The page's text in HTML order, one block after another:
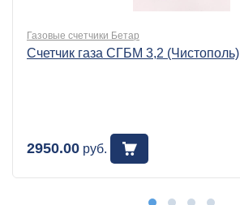
Газовые счетчики Бетар
Счетчик газа СГБМ 3,2 (Чистополь)
2950.00 руб.